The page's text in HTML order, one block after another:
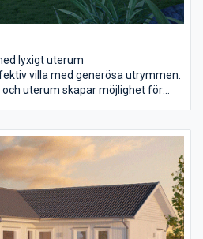
lyxigt uterum
villa med generösa utrymmen.
uterum skapar möjlighet för
i förlängningen av köket.
ryggåstaket. Master
klädkammare vilket ytterligare
mindre sovrummen har också